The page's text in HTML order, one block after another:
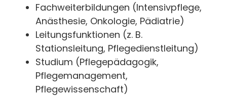
Fachweiterbildungen (Intensivpflege,
Anästhesie, Onkologie, Pädiatrie)
Leitungsfunktionen (z. B.
Stationsleitung, Pflegedienstleitung)
Studium (Pflegepädagogik,
Pflegemanagement,
Pflegewissenschaft)